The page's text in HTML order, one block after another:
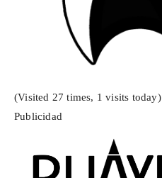
(Visited 27 times, 1 visits today)
Publicidad